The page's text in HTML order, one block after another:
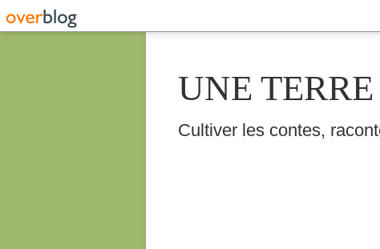
UNE
Cultiver les contes,